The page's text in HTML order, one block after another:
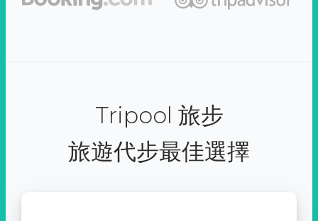
Tripool 旅步
旅遊代步最佳選擇